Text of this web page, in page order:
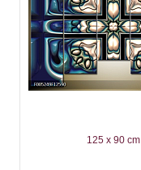
125 x 90 cm